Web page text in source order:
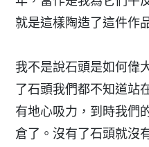
就是這樣陶造了這件作
我不是說石頭是如何偉
了石頭我們都不知道站
有地心吸力，到時我們
倉了。沒有了石頭就沒